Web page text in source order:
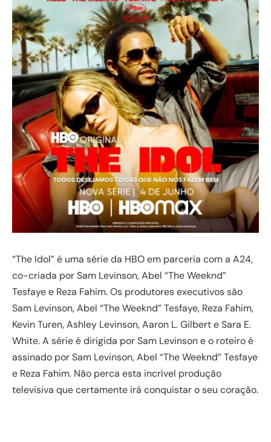
“The Idol” é uma série da HBO em parceria com a A24,
co-criada por Sam Levinson, Abel “The Weeknd”
Tesfaye e Reza Fahim. Os produtores executivos são
Sam Levinson, Abel “The Weeknd” Tesfaye, Reza Fahim,
Kevin Turen, Ashley Levinson, Aaron L. Gilbert e Sara E.
White. A série é dirigida por Sam Levinson e o roteiro é
assinado por Sam Levinson, Abel “The Weeknd” Tesfaye
e Reza Fahim. Não perca esta incrível produção
televisiva que certamente irá conquistar o seu coração.